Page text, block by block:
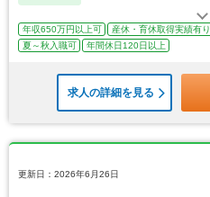
年収650万円以上可 産休・育休取得実績有り
夏～秋入職可
年間休日120日以上
求人の詳細を見る
更新日：2026年6月26日